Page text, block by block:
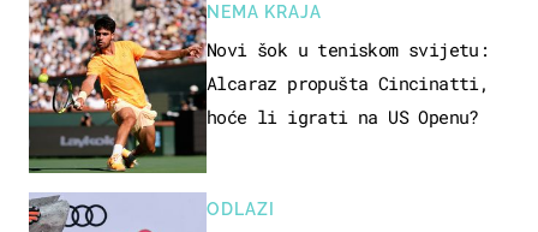
NEMA KRAJA
Novi šok u teniskom svijetu:
Alcaraz propušta Cincinatti,
hoće li igrati na US Openu?
ODLAZI